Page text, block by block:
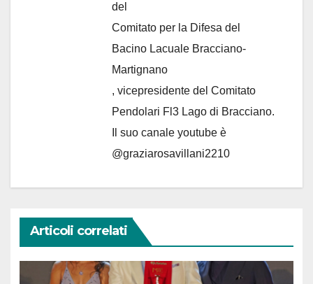
del
Comitato per la Difesa del
Bacino Lacuale Bracciano-
Martignano
, vicepresidente del Comitato
Pendolari Fl3 Lago di Bracciano.
Il suo canale youtube è
@graziarosavillani2210
Articoli correlati